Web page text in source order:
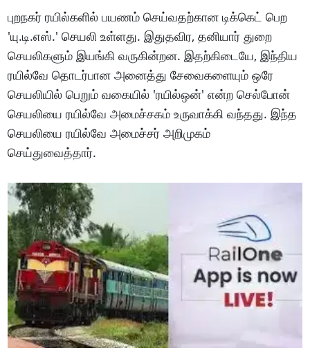
புறநகர் ரயில்களில் பயணம் செய்வதற்கான டிக்கெட் பெற
'யு.டி.எஸ்.' செயலி உள்ளது. இதுதவிர, தனியார் துறை
செயலிகளும் இயங்கி வருகின்றன. இதற்கிடையே, இந்திய
ரயில்வே தொடர்பான அனைத்து சேவைகளையும் ஒரே
செயலியில் பெறும் வகையில் 'ரயில்ஒன்' என்ற செல்போன்
செயலியை ரயில்வே அமைச்சகம் உருவாக்கி வந்தது. இந்த
செயலியை ரயில்வே அமைச்சர் அறிமுகம்
செய்துவைத்தார்.